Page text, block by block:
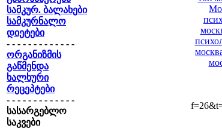
სამკურ. ბალახები
სამკურნალო
დიეტები
- - - - - - - - - - - - -
ორგანიზმის
გაწმენდა
ხალხური
რეცეპტები
- - - - - - - - - - - - -
სასარგებლო
საკვები